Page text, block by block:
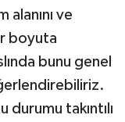
alanını ve
boyuta
bunu genel
takıntılı